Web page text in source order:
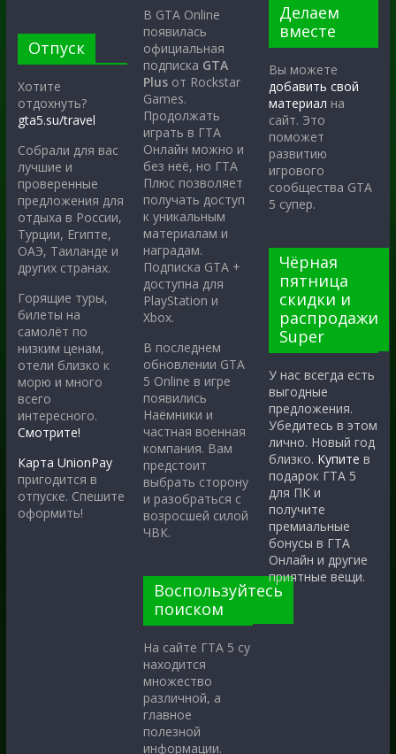
Отпуск
Хотите
отдохнуть?
gta5.su/travel
Собрали для вас
лучшие и
проверенные
предложения для
отдыха в России,
Турции, Египте,
ОАЭ, Таиланде и
других странах.
Горящие туры,
билеты на
самолёт по
низким ценам,
отели близко к
морю и много
всего
интересного.
Смотрите!
Карта UnionPay
пригодится в
отпуске. Спешите
оформить!
В GTA Online
появилась
официальная
подписка GTA
Plus от Rockstar
Games.
Продолжать
играть в ГТА
Онлайн можно и
без неё, но ГТА
Плюс позволяет
получать доступ
к уникальным
материалам и
наградам.
Подписка GTA +
доступна для
PlayStation и
Xbox.
В последнем
обновлении GTA
5 Online в игре
появились
Наёмники и
частная военная
компания. Вам
предстоит
выбрать сторону
и разобраться с
возросшей силой
ЧВК.
Воспользуйтесь
поиском
На сайте ГТА 5 су
находится
множество
различной, а
главное
полезной
информации.
Делаем
вместе
Вы можете
добавить свой
материал на
сайт. Это
поможет
развитию
игрового
сообщества GTA
5 супер.
Чёрная
пятница
скидки и
распродажи
Super
У нас всегда есть
выгодные
предложения.
Убедитесь в этом
лично. Новый год
близко. Купите в
подарок ГТА 5
для ПК и
получите
премиальные
бонусы в ГТА
Онлайн и другие
приятные вещи.